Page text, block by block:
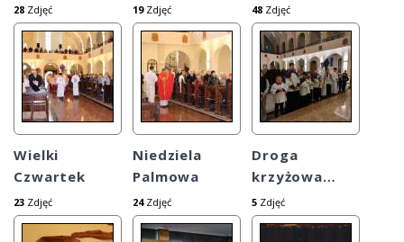
28 Zdjęć 19Zdjęć 48 Zdjęć
Wielki
Czwartek
23 Zdjęć
Niedziela
Palmowa
24Zdjęć
Droga
krzyżowa…
5 Zdjęć